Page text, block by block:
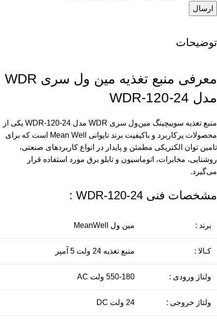
توضیحات
معرفی منبع تغذیه مین ول سری WDR
مدل WDR-120-24
منبع تغذیه سوییچینگ مین‌ول سری WDR مدل WDR-120-24 یکی از
محصولات پرکاربرد و باکیفیت برند تایوانی Mean Well است که برای
تامین توان الکتریکی مطمئن و پایدار در انواع کاربردهای صنعتی،
روشنایی، مخابرات، اتوماسیون و تابلو برق مورد استفاده قرار
می‌گیرد.
مشخصات فنی WDR-120-24 :
برند : مین ول MeanWell
کـالا : منبع تغذیه 24 ولت 5 آمپر
ولتاژ ورودی : 550-180 ولت AC
ولتاژ خروجی : 24 ولت DC